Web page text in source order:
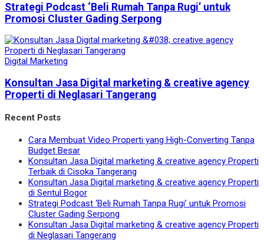
Strategi Podcast ‘Beli Rumah Tanpa Rugi’ untuk
Promosi Cluster Gading Serpong
Digital Marketing
Konsultan Jasa Digital marketing & creative agency
Properti di Neglasari Tangerang
Recent Posts
Cara Membuat Video Properti yang High-Converting Tanpa
Budget Besar
Konsultan Jasa Digital marketing & creative agency Properti
Terbaik di Cisoka Tangerang
Konsultan Jasa Digital marketing & creative agency Properti
di Sentul Bogor
Strategi Podcast ‘Beli Rumah Tanpa Rugi’ untuk Promosi
Cluster Gading Serpong
Konsultan Jasa Digital marketing & creative agency Properti
di Neglasari Tangerang